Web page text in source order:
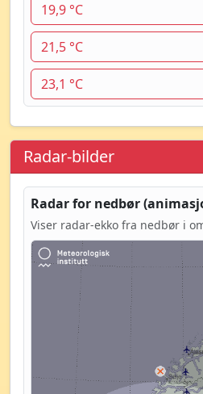
19,9 °C
21,5 °C
23,1 °C
Radar-bilder
Radar for nedbør
Viser radar-ekko fra nedbør i